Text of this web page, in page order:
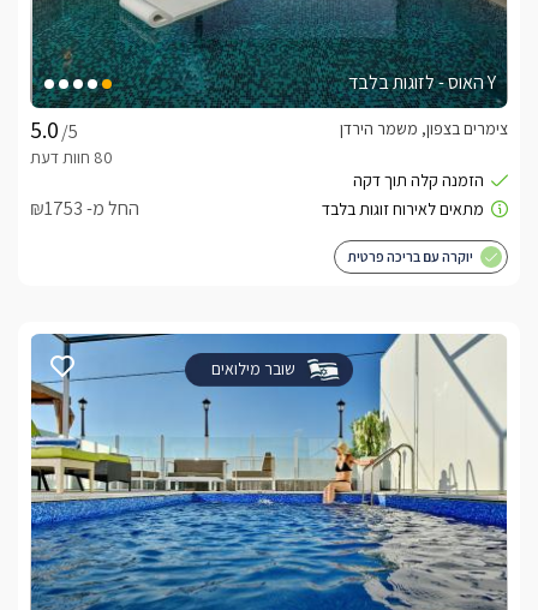
Y האוס - לזוגות בלבד
/5
צימרים בצפון, משמר הירדן
החל מ- ₪1753
יוקרה עם בריכה פרטית
שובר מילואים